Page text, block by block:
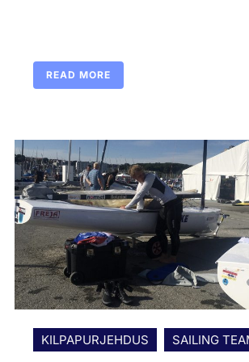
READ MORE
KILPAPURJEHDUS
SAILING